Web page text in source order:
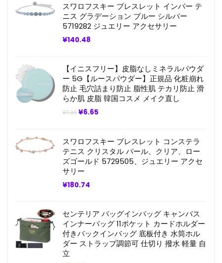
スワロフスキー ブレスレット インバー テ
ニス グラデーション ブルー シルバー
5719282 ジュエリー アクセサリー
¥140.48
【イニスフリー】皮脂なしミネラルパウダ
ー 5G【ルースパウダー】正規品 化粧崩れ
防止 毛穴詰まり防止 脂性肌 テカリ防止 滑
らか肌 皮脂 韓国コスメ メイク直し
¥7.39 元
は
¥7.39
で
し
た。
¥6.65
格
は
¥6.65
で
スワロフスキー ブレスレット コンステラ
テニス クリスタル パール、クリア、ロー
ズゴールド 5729505、ジュエリー アクセ
サリー
¥180.74
センテリア バッグインバッグ キャンバス
インナーバッグ 11ポケット カードホルダー
付きバックインバッグ 底板付き 水筒ホル
ダー ストラップ調節可 仕切り 撥水 軽量 自
立